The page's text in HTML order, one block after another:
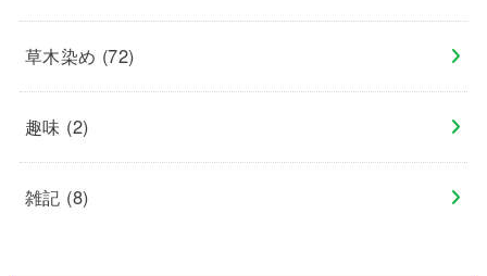
草木染め (72)
趣味 (2)
雑記 (8)